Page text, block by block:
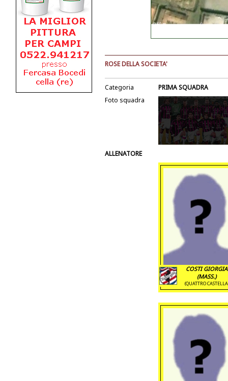
ROSE DELLA SOCIETA'
Categoria
PRIMA SQUADRA
Foto squadra
ALLENATORE
COSTI GIORGIA
(MASS.)
(QUATTRO